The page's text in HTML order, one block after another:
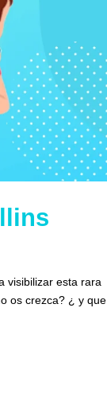
visibilizar esta rara
os crezca? ¿ y que